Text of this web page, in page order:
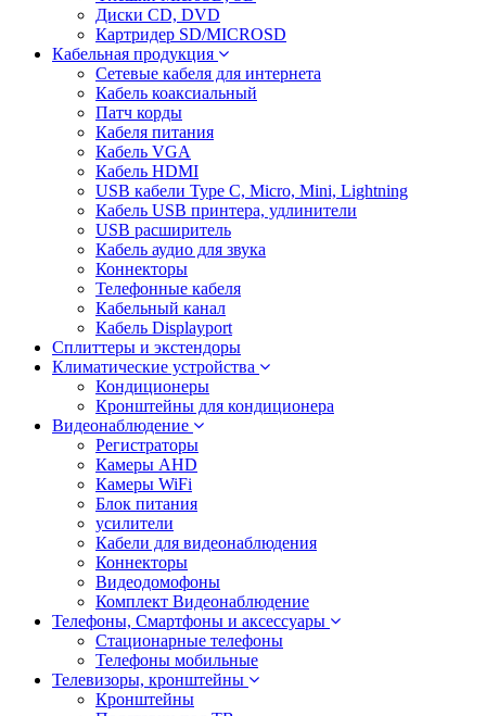
Диски CD, DVD
Картридер SD/MICROSD
Кабельная продукция
Сетевые кабеля для интернета
Кабель коаксиальный
Патч корды
Кабеля питания
Кабель VGA
Кабель HDMI
USB кабели Type C, Micro, Mini, Lightning
Кабель USB принтера, удлинители
USB расширитель
Кабель аудио для звука
Коннекторы
Телефонные кабеля
Кабельный канал
Кабель Displayport
Сплиттеры и экстендоры
Климатические устройства
Кондиционеры
Кронштейны для кондиционера
Видеонаблюдение
Регистраторы
Камеры AHD
Камеры WiFi
Блок питания
усилители
Кабели для видеонаблюдения
Коннекторы
Видеодомофоны
Комплект Видеонаблюдение
Телефоны, Смартфоны и аксессуары
Стационарные телефоны
Телефоны мобильные
Телевизоры, кронштейны
Кронштейны